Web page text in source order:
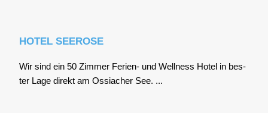
HOTEL SEEROSE
Wir sind ein 50 Zim­mer Feri­en- und Well­ness Hotel in bes­
ter Lage direkt am Ossia­cher See. ...